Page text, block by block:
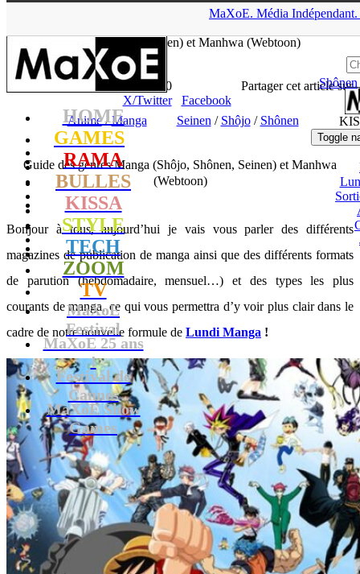
MaXoE. Média Indépendant.
HOME
GAMES
RAMA
BULLES
KISSA
STYLE
TECH
ZOOM
TV
MaXoE
Festival
MaXoE 25 ans
!
Festival de
Cannes
MaXoE Show
Games
Shônen
Toggle
(Shôjo, Shônen, Seinen) et Manhwa (Webtoon)
- 14.02.24, 12:40
Partager cet article sur
X/Twitter
Facebook
Anime/Manga Seinen / Shôjo/ Shônen
Guide des genres Manga (Shôjo, Shônen, Seinen) et Manhwa
(Webtoon)
Bonjour à tous, aujourd’hui je vais vous parler des différents
magazines de publication de manga ainsi que des différents formats
de parution (hebdomadaire, mensuel…) et des types les plus
courants de manga, ce qui vous permettra d’y voir plus clair dans le
cadre de notre nouvelle formule de Lundi Manga !